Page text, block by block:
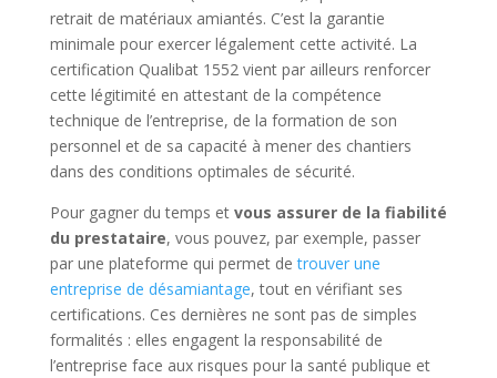
retrait de matériaux amiantés. C’est la garantie
minimale pour exercer légalement cette activité. La
certification Qualibat 1552 vient par ailleurs renforcer
cette légitimité en attestant de la compétence
technique de l’entreprise, de la formation de son
personnel et de sa capacité à mener des chantiers
dans des conditions optimales de sécurité.
Pour gagner du temps et vous assurer de la fiabilité
du prestataire, vous pouvez, par exemple, passer
par une plateforme qui permet detrouver une
entreprise de désamiantage, tout en vérifiant ses
certifications. Ces dernières ne sont pas de simples
formalités : elles engagent la responsabilité de
l’entreprise face aux risques pour la santé publique et